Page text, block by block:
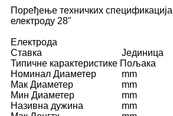
Поређење техничких
електроду 28"
Електрода
Ставка
Јединица
Типичне карактеристике Пољака
Номинал Диаметер
mm
Мак Диаметер
mm
Мин Диаметер
mm
Називна дужина
mm